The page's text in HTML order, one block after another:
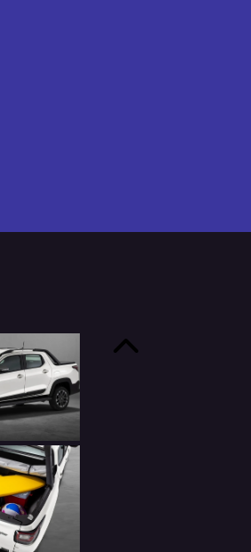
Anterior